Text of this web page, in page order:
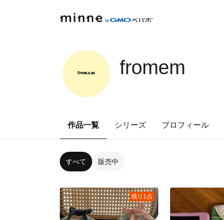
fromem
作品一覧 シリーズ プロフィール
すべて 販売中
残り1点